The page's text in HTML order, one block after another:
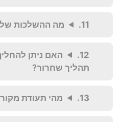
מה ההשלכות של
האם ניתן
תהליך שחרור?
מהי תעודת